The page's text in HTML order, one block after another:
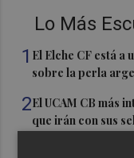
Lo Más
1 El Elche CF está a
sobre la perla
2El UCAM CB más
que irán con sus